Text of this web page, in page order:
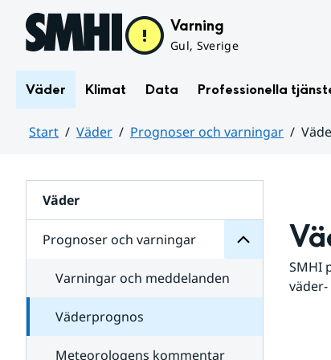
Hoppa till sidans innehåll Varning
Gul, Sverige
Väder Klimat Data Professionella
Start Väder Prognoser och varningar
Väder
Prognoser och varningar
för
varningar
Varningar och meddelanden
Väderprognos
Meteorologens kommentar
SMHI